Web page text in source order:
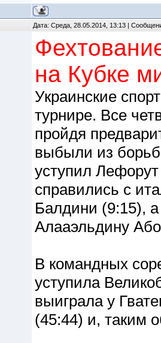
Дата: Среда, 28.05.2014, 13:13 |
на Кубке
Украинские
турнире. Все
пройдя
выбыли из
уступил
справились с
Балдини (9:15),
Алааэльдину
В командных
уступила
выиграла у
(45:44) и, таким